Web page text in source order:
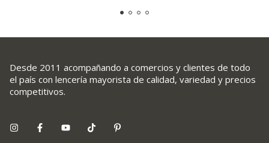
Desde 2011 acompañando a comercios y clientes de todo
el país con lencería mayorista de calidad, variedad y precios
competitivos.